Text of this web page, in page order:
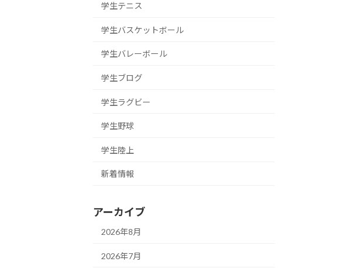
学生テニス
学生バスケットボール
学生バレーボール
学生ブログ
学生ラグビー
学生野球
学生陸上
新着情報
アーカイブ
2026年8月
2026年7月